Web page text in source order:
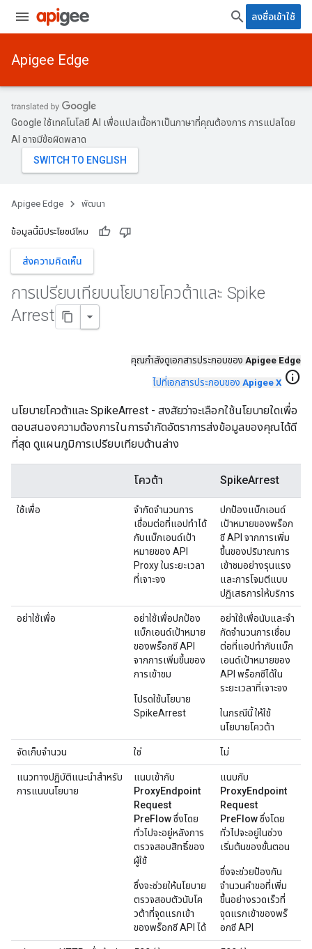
ลงชื่อเข้าใช้
Apigee Edge
Google ใช้เทคโนโลยี AI เพื่อแปลเนื้อหาเป็นภาษาที่คุณต้องการ การแปลโดย
AI อาจมีข้อผิดพลาด
Apigee Edge พัฒนา
ข้อมูลนี้มีประโยชน์ไหม
ส่งความคิดเห็น
การเปรียบเทียบนโยบายโควต้าและ Spike
Arrest
คุณกําลังดูเอกสารประกอบของ Apigee Edge
ไปที่เอกสารประกอบของ Apigee X info
นโยบายโควต้าและ SpikeArrest - สงสัยว่าจะเลือกใช้นโยบายใดเพื่อ
ตอบสนองความต้องการในการจำกัดอัตราการส่งข้อมูลของคุณได้ดี
ที่สุด ดูแผนภูมิการเปรียบเทียบด้านล่าง
โควต้า SpikeArrest
ใช้เพื่อ
จำกัดจำนวนการ
เชื่อมต่อที่แอปทำได้
กับแบ็กเอนด์เป้า
หมายของ API
Proxy ในระยะเวลา
ที่เจาะจง
ปกป้องแบ็กเอนด์
เป้าหมายของพร็อก
ซี API จากการเพิ่ม
ขึ้นของปริมาณการ
เข้าชมอย่างรุนแรง
และการโจมตีแบบ
ปฏิเสธการให้บริการ
อย่าใช้เพื่อ
อย่าใช้เพื่อปกป้อง
แบ็กเอนด์เป้าหมาย
ของพร็อกซี API
จากการเพิ่มขึ้นของ
การเข้าชม
โปรดใช้นโยบาย
SpikeArrest
อย่าใช้เพื่อนับและจํา
กัดจํานวนการเชื่อม
ต่อที่แอปทํากับแบ็ก
เอนด์เป้าหมายของ
API พร็อกซีได้ใน
ระยะเวลาที่เจาะจง
ในกรณีนี้ ให้ใช้
นโยบายโควต้า
จัดเก็บจํานวน ใช่ ไม่
แนวทางปฏิบัติแนะนำสำหรับ
การแนบนโยบาย
แนบเข้ากับ
ProxyEndpoint
Request
PreFlowซึ่งโดย
ทั่วไปจะอยู่หลังการ
ตรวจสอบสิทธิ์ของ
ผู้ใช้
ซึ่งจะช่วยให้นโยบาย
ตรวจสอบตัวนับโค
วต้าที่จุดแรกเข้า
ของพร็อกซี API ได้
แนบกับ
ProxyEndpoint
Request
PreFlowซึ่งโดย
ทั่วไปจะอยู่ในช่วง
เริ่มต้นของขั้นตอน
ซึ่งจะช่วยป้องกัน
จำนวนคำขอที่เพิ่ม
ขึ้นอย่างรวดเร็วที่
จุดแรกเข้าของพร็
อกซี API